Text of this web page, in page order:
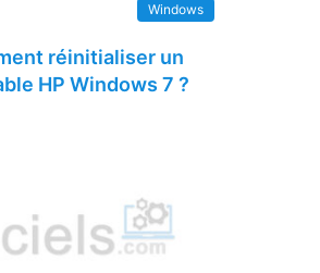
Windows
réinitialiser un
HP Windows 7 ?